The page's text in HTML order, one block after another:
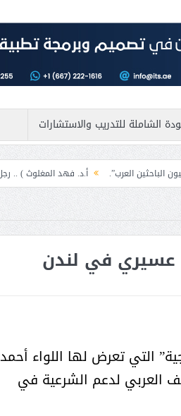
الشاملة للتدريب والاستشارات
أ.د. فهد المغلوث ) .. رجل لايعرف
عسيري في لندن
التي تعرض لها اللواء أحمد
العربي لدعم الشرعية في